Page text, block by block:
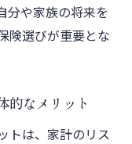
分や家族の将来を
険選びが重要とな
的なメリット
トは、家計のリス